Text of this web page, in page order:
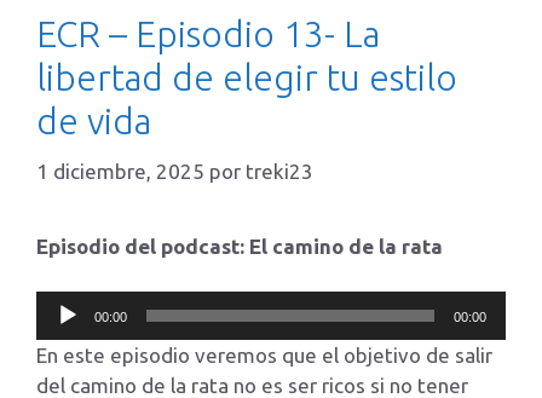
ECR – Episodio 13- La
libertad de elegir tu estilo
de vida
1 diciembre, 2025 por treki23
Episodio del podcast: El camino de la rata
Reproductor
de
audio
00:00 00:00
En este episodio veremos que el objetivo de salir
del camino de la rata no es ser ricos si no tener